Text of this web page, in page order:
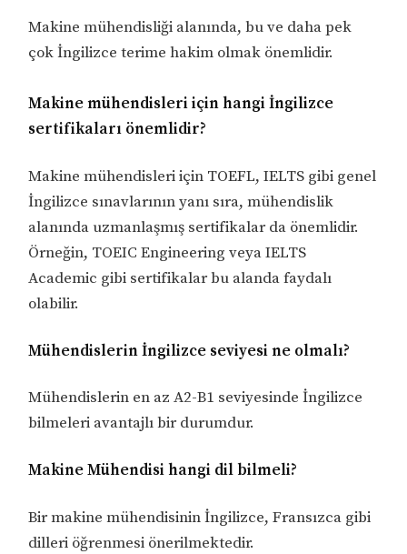
Makine mühendisliği alanında, bu ve daha pek
çok İngilizce terime hakim olmak önemlidir.
Makine mühendisleri için hangi İngilizce
sertifikaları önemlidir?
Makine mühendisleri için TOEFL, IELTS gibi genel
İngilizce sınavlarının yanı sıra, mühendislik
alanında uzmanlaşmış sertifikalar da önemlidir.
Örneğin, TOEIC Engineering veya IELTS
Academic gibi sertifikalar bu alanda faydalı
olabilir.
Mühendislerin İngilizce seviyesi ne olmalı?
Mühendislerin en az A2-B1 seviyesinde İngilizce
bilmeleri avantajlı bir durumdur.
Makine Mühendisi hangi dil bilmeli?
Bir makine mühendisinin İngilizce, Fransızca gibi
dilleri öğrenmesi önerilmektedir.